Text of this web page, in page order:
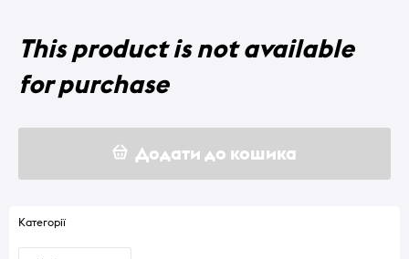
This product is not available
for purchase
Додати до кошика
Категорії